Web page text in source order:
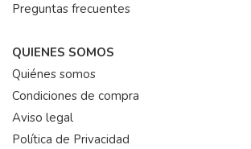
Preguntas frecuentes
QUIENES SOMOS
Quiénes somos
Condiciones de compra
Aviso legal
Política de Privacidad